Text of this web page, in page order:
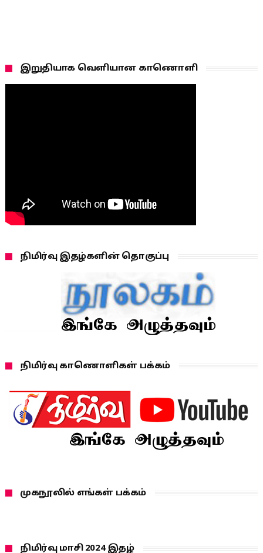
இறுதியாக வெளியான காணொளி
நிமிர்வு இதழ்களின் தொகுப்பு
நிமிர்வு காணொளிகள் பக்கம்
முகநூலில் எங்கள் பக்கம்
நிமிர்வு மாசி 2024 இதழ்